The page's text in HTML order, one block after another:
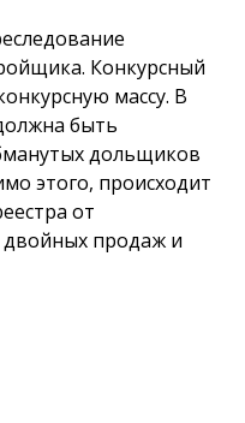
Конкурсный
массу. В
быть
дольщиков
этого, происходит
от
двойных продаж и